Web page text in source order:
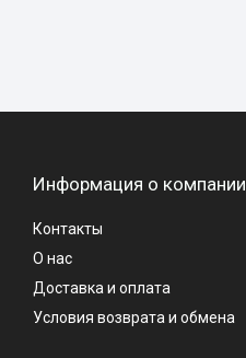
Информация о компании
Контакты
О нас
Доставка и оплата
Условия возврата и обмена